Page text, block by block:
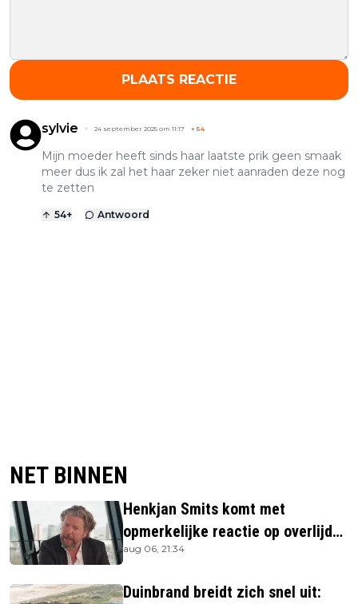
PLAATS REACTIE
sylvie 24 september 2025 om 11:17 +54
Mijn moeder heeft sinds haar laatste prik geen smaak
meer dus ik zal het haar zeker niet aanraden deze nog
te zetten
54+ Antwoord
NET BINNEN
Henkjan Smits komt met
opmerkelijke reactie op overlijden
Jerney Kaagman
aug 06, 21:34
Duinbrand breidt zich snel uit: